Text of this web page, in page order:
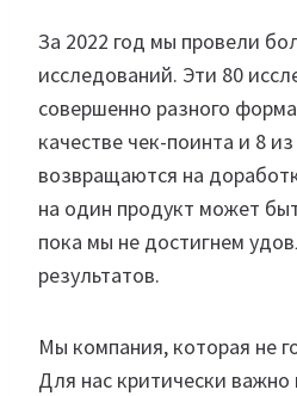
За 2022 год мы провели
исследований. Эти 80
совершенно разного
качестве чек-поинта и 8
возвращаются на
на один продукт может
пока мы не достигнем
результатов.​
Мы компания, которая не
Для нас критически важно